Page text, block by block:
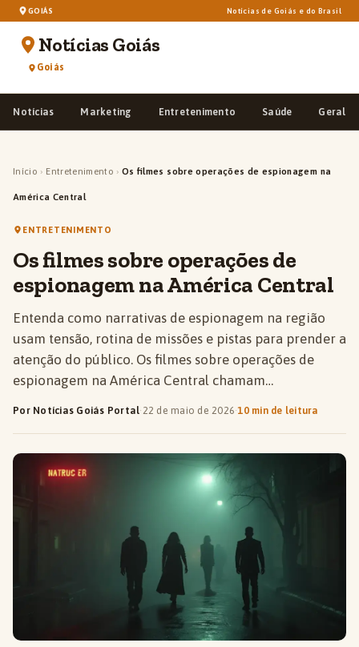
GOIÁS Notícias de Goiás e do Brasil
Notícias Goiás
Goiás
Notícias Marketing Entretenimento Saúde Geral
Início › Entretenimento › Os filmes sobre operações de espionagem na
América Central
ENTRETENIMENTO
Os filmes sobre operações de
espionagem na América Central
Entenda como narrativas de espionagem na região
usam tensão, rotina de missões e pistas para prender a
atenção do público. Os filmes sobre operações de
espionagem na América Central chamam…
Por Notícias Goiás Portal·22 de maio de 2026·10 min de leitura